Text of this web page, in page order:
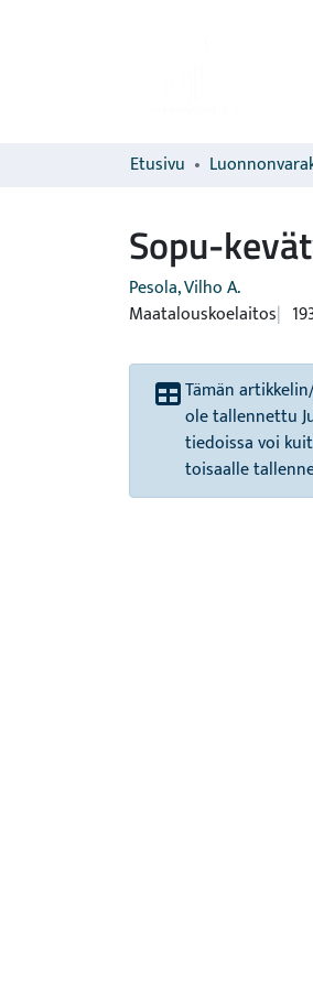
Etusivu
Sopu-
Pesola, Vilho A.
Maatalouskoelaitos
Tämän
ole tallennettu
tiedoissa voi
toisaalle